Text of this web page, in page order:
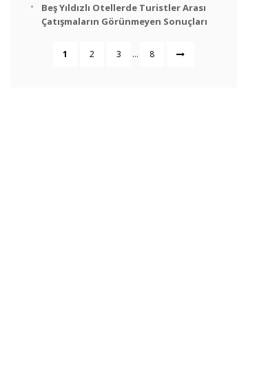
Beş Yıldızlı Otellerde Turistler Arası
Çatışmaların Görünmeyen Sonuçları
1 2 3 ... 8